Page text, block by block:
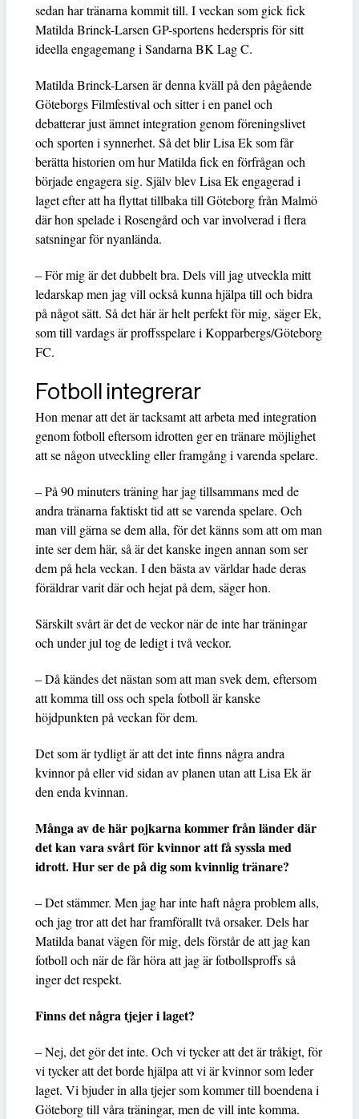
sedan har tränarna kommit till. I veckan som gick fick
Matilda Brinck-Larsen GP-sportens hederspris för sitt
ideella engagemang i Sandarna BK Lag C.
Matilda Brinck-Larsen är denna kväll på den pågående
Göteborgs Filmfestival och sitter i en panel och
debatterar just ämnet integration genom föreningslivet
och sporten i synnerhet. Så det blir Lisa Ek som får
berätta historien om hur Matilda fick en förfrågan och
började engagera sig. Själv blev Lisa Ek engagerad i
laget efter att ha flyttat tillbaka till Göteborg från Malmö
där hon spelade i Rosengård och var involverad i flera
satsningar för nyanlända.
– För mig är det dubbelt bra. Dels vill jag utveckla mitt
ledarskap men jag vill också kunna hjälpa till och bidra
på något sätt. Så det här är helt perfekt för mig, säger Ek,
som till vardags är proffsspelare i Kopparbergs/Göteborg
FC.
Fotboll integrerar
Hon menar att det är tacksamt att arbeta med integration
genom fotboll eftersom idrotten ger en tränare möjlighet
att se någon utveckling eller framgång i varenda spelare.
– På 90 minuters träning har jag tillsammans med de
andra tränarna faktiskt tid att se varenda spelare. Och
man vill gärna se dem alla, för det känns som att om man
inte ser dem här, så är det kanske ingen annan som ser
dem på hela veckan. I den bästa av världar hade deras
föräldrar varit där och hejat på dem, säger hon.
Särskilt svårt är det de veckor när de inte har träningar
och under jul tog de ledigt i två veckor.
– Då kändes det nästan som att man svek dem, eftersom
att komma till oss och spela fotboll är kanske
höjdpunkten på veckan för dem.
Det som är tydligt är att det inte finns några andra
kvinnor på eller vid sidan av planen utan att Lisa Ek är
den enda kvinnan.
Många av de här pojkarna kommer från länder där
det kan vara svårt för kvinnor att få syssla med
idrott. Hur ser de på dig som kvinnlig tränare?
– Det stämmer. Men jag har inte haft några problem alls,
och jag tror att det har framförallt två orsaker. Dels har
Matilda banat vägen för mig, dels förstår de att jag kan
fotboll och när de får höra att jag är fotbollsproffs så
inger det respekt.
Finns det några tjejer i laget?
– Nej, det gör det inte. Och vi tycker att det är tråkigt, för
vi tycker att det borde hjälpa att vi är kvinnor som leder
laget. Vi bjuder in alla tjejer som kommer till boendena i
Göteborg till våra träningar, men de vill inte komma.